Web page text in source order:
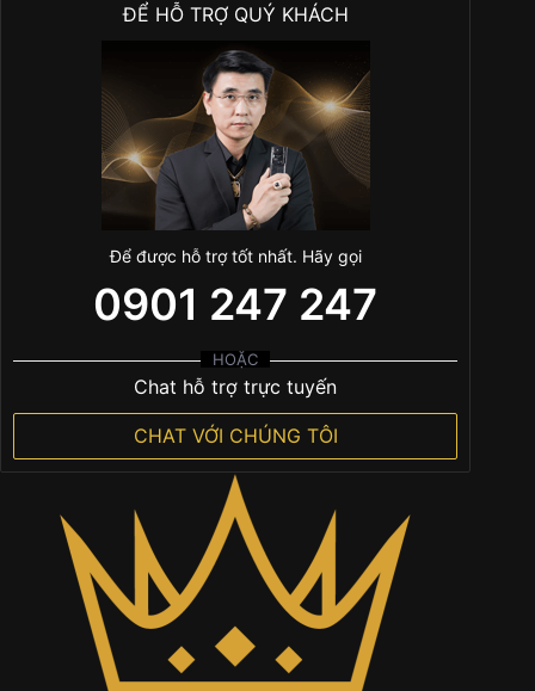
ĐỂ HỖ TRỢ QUÝ KHÁCH
Để được hỗ trợ tốt nhất. Hãy gọi
0901 247 247
HOẶC
Chat hỗ trợ trực tuyến
CHAT VỚI CHÚNG TÔI